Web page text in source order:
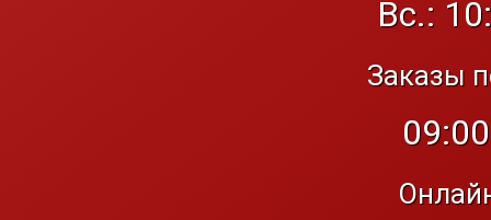
Вс.:
Заказы